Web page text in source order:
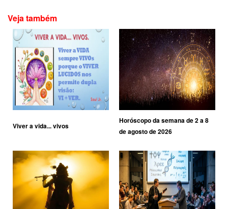
Veja também
Viver a vida... vivos
Horóscopo da semana de 2 a 8
de agosto de 2026